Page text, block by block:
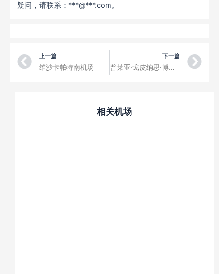
疑问，请联系：***@***.com。
Prev
上一篇
维沙卡帕特南机场
下一篇
普莱亚·戈皮纳思·博多洛伊国际机场
相关机场